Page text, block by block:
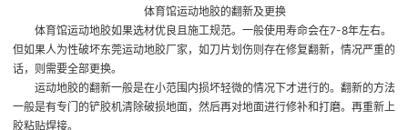
体育馆运动地胶的翻新及更换
体育馆运动地胶如果选材优良且施工规范。一般使用寿命会在7-8年左右。
但如果人为性破坏东莞运动地胶厂家 ，如刀片划伤则存在修复翻新，情况严重的
话，则需要全部更换。
运动地胶的翻新一般是在小范围内损坏轻微的情况下才进行的。翻新的方法
一般是有专门的铲胶机清除破损地面，然后再对地面进行修补和打磨。再重新上
胶粘贴焊接。